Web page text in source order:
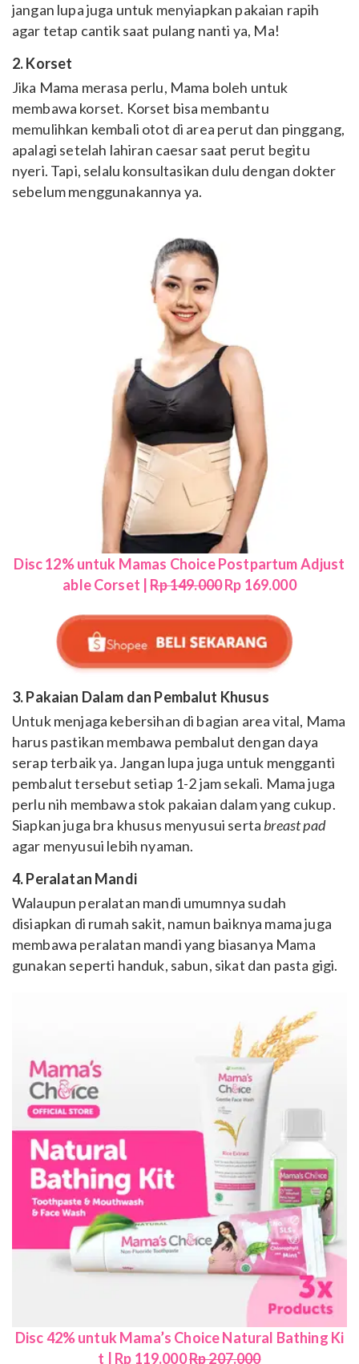
jangan lupa juga untuk menyiapkan pakaian rapih
agar tetap cantik saat pulang nanti ya, Ma!
2. Korset
Jika Mama merasa perlu, Mama boleh untuk
membawa korset. Korset bisa membantu
memulihkan kembali otot di area perut dan pinggang,
apalagi setelah lahiran caesar saat perut begitu
nyeri. Tapi, selalu konsultasikan dulu dengan dokter
sebelum menggunakannya ya.
Disc 12% untuk Mamas Choice Postpartum Adjust
able Corset |Rp 149.000Rp 169.000
3. Pakaian Dalam dan Pembalut Khusus
Untuk menjaga kebersihan di bagian area vital, Mama
harus pastikan membawa pembalut dengan daya
serap terbaik ya. Jangan lupa juga untuk mengganti
pembalut tersebut setiap 1-2 jam sekali. Mama juga
perlu nih membawa stok pakaian dalam yang cukup.
Siapkan juga bra khusus menyusui serta breast pad
agar menyusui lebih nyaman.
4. Peralatan Mandi
Walaupun peralatan mandi umumnya sudah
disiapkan di rumah sakit, namun baiknya mama juga
membawa peralatan mandi yang biasanya Mama
gunakan seperti handuk, sabun, sikat dan pasta gigi.
Disc 42% untuk Mama’s Choice Natural Bathing Ki
t | Rp 119.000Rp 207.000